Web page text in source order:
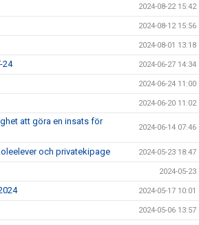
2024-08-22 15:42
2024-08-12 15:56
2024-08-01 13:18
24 2024-06-27 14:34
2024-06-24 11:00
2024-06-20 11:02
att göra en insats för
2024-06-14 07:46
och privatekipage 2024-05-23 18:47
2024-05-23
2024-05-17 10:01
2024-05-06 13:57